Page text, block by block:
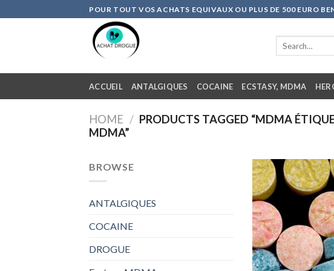
to
POUR TOUT VOS ACHATS EQUIVAUX OU PLUS DE 500 EURO
ACCUEIL ANTALGIQUES COCAINE ECSTASY, MDMA
HOME / PRODUCTS TAGGED “MDMA
MDMA”
BROWSE
ANTALGIQUES
COCAINE
DROGUE